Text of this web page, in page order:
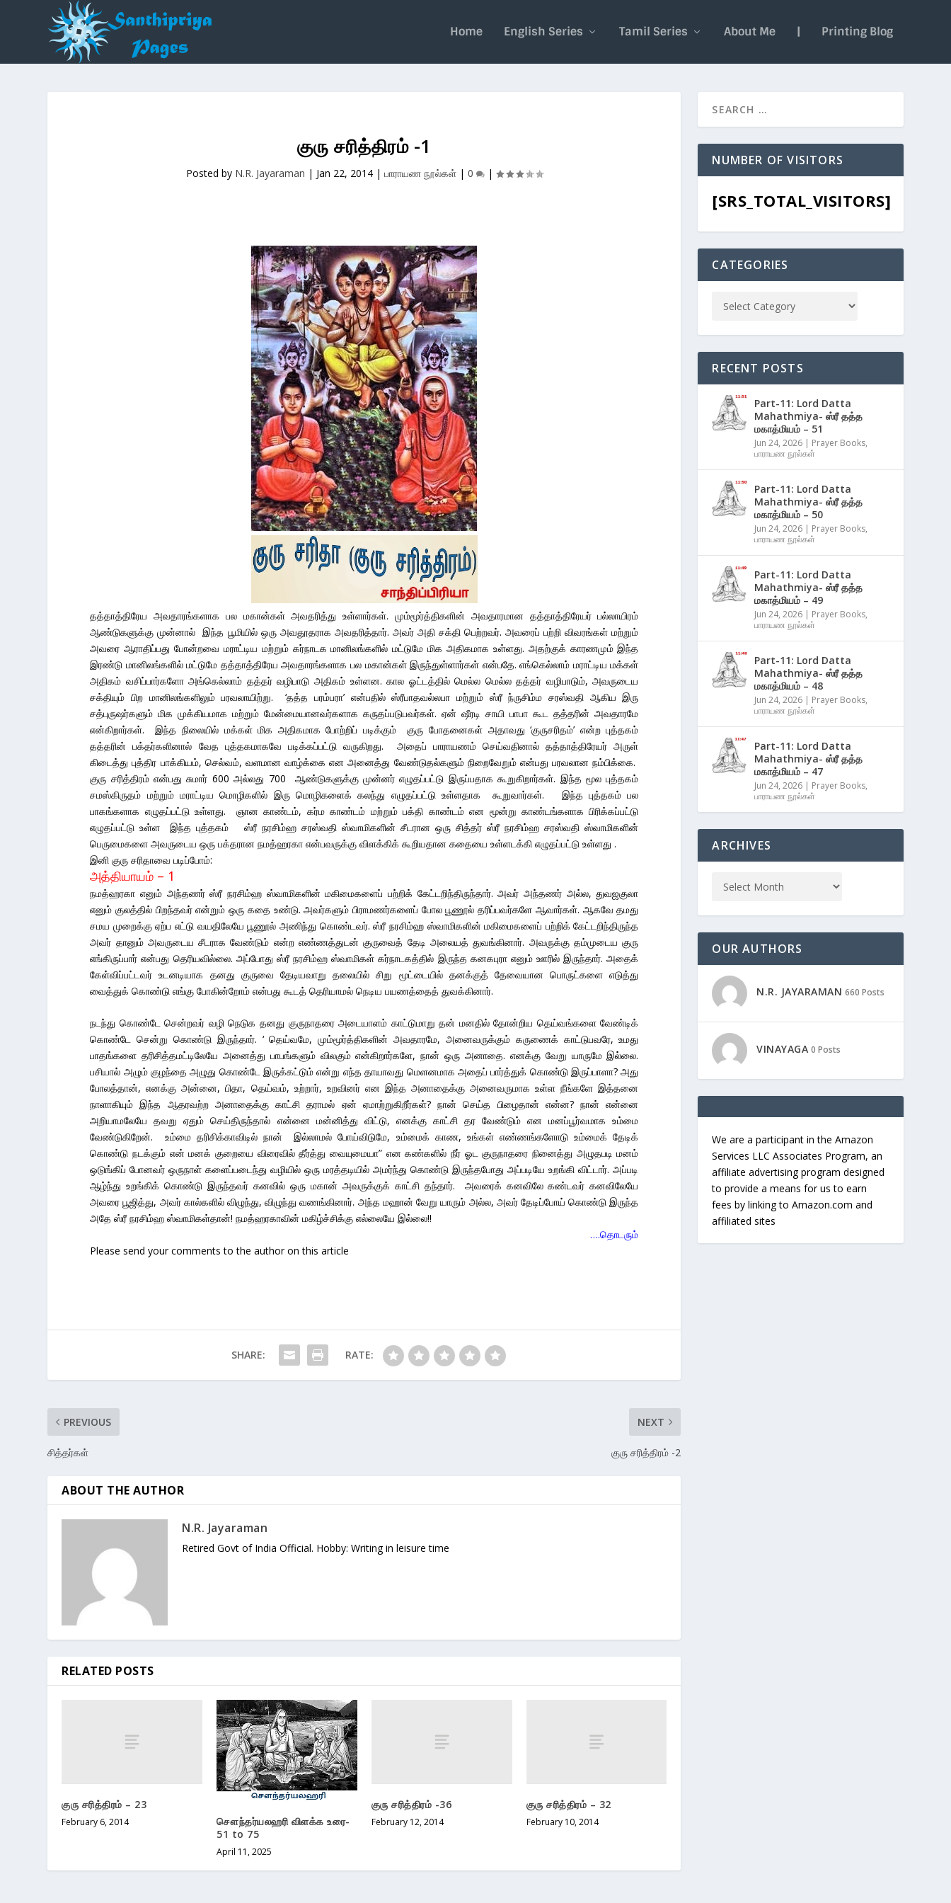
Home English Series Tamil Series About Me | Printing Blog
குரு சரித்திரம் -1
Posted by N.R. Jayaraman | Jan 22, 2014| பாராயண நூல்கள்| 0 |
தத்தாத்திரேய அவதாரங்களாக பல மகான்கள் அவதரித்து உள்ளார்கள். மும்மூர்த்திகளின் அவதாரமான தத்தாத்திரேயர் பல்லாயிரம்
ஆண்டுகளுக்கு முன்னால் இந்த பூமியில் ஒரு அவதூதராக அவதரித்தார். அவர் அதி சக்தி பெற்றவர். அவரைப் பற்றி விவரங்கள் மற்றும்
அவரை ஆராதிப்பது போன்றவை மராட்டிய மற்றும் கர்நாடக மானிலங்களில் மட்டுமே மிக அதிகமாக உள்ளது. அதற்குக் காரணமும் இந்த
இரண்டு மானிலங்களில் மட்டுமே தத்தாத்திரேய அவதாரங்களாக பல மகான்கள் இருந்துள்ளார்கள் என்பதே. எங்கெல்லாம் மராட்டிய மக்கள்
அதிகம் வசிப்பார்களோ அங்கெல்லாம் தத்தர் வழிபாடு அதிகம் உள்ளன. கால ஓட்டத்தில் மெல்ல மெல்ல தத்தர் வழிபாடும், அவருடைய
சக்தியும் பிற மானிலங்களிலும் பரவலாயிற்று. ‘தத்த பரம்பரா’ என்பதில் ஸ்ரீபாதவல்லபா மற்றும் ஸ்ரீ ந்ருசிம்ம சரஸ்வதி ஆகிய இரு
சத்புருஷர்களும் மிக முக்கியமாக மற்றும் மேன்மையானவர்களாக கருதப்படுபவர்கள். ஏன் ஷீரடி சாயி பாபா கூட தத்தரின் அவதாரமே
என்கிறார்கள். இந்த நிலையில் மக்கள் மிக அதிகமாக போற்றிப் படிக்கும் குரு போதனைகள் அதாவது ‘குருசரிதம்’ என்ற புத்தகம்
தத்தரின் பக்தர்களினால் வேத புத்தகமாகவே படிக்கப்பட்டு வருகிறது. அதைப் பாராயணம் செய்வதினால் தத்தாத்திரேயர் அருள்
கிடைத்து புத்திர பாக்கியம், செல்வம், வளமான வாழ்க்கை என அனைத்து வேண்டுதல்களும் நிறைவேறும் என்பது பரவலான நம்பிக்கை.
குரு சரித்திரம் என்பது சுமார் 600 அல்லது 700 ஆண்டுகளுக்கு முன்னர் எழுதப்பட்டு இருப்பதாக கூறுகிறார்கள். இந்த மூல புத்தகம்
சமஸ்கிருதம் மற்றும் மராட்டிய மொழிகளில் இரு மொழிகளைக் கலந்து எழுதப்பட்டு உள்ளதாக கூறுவார்கள். இந்த புத்தகம் பல
பாகங்களாக எழுதப்பட்டு உள்ளது. ஞான காண்டம், கர்ம காண்டம் மற்றும் பக்தி காண்டம் என மூன்று காண்டங்களாக பிரிக்கப்பட்டு
எழுதப்பட்டு உள்ள இந்த புத்தகம் ஸ்ரீ நரசிம்ஹ சரஸ்வதி ஸ்வாமிகளின் சீடரான ஒரு சித்தர் ஸ்ரீ நரசிம்ஹ சரஸ்வதி ஸ்வாமிகளின்
பெருமைகளை அவருடைய ஒரு பக்தரான நமத்ஹரகா என்பவருக்கு விளக்கிக் கூறியதான கதையை உள்ளடக்கி எழுதப்பட்டு உள்ளது .
இனி குரு சரிதாவை படிப்போம்:
அத்தியாயம் – 1
நமத்ஹரகா எனும் அந்தணர் ஸ்ரீ நரசிம்ஹ ஸ்வாமிகளின் மகிமைகளைப் பற்றிக் கேட்டறிந்திருந்தார். அவர் அந்தணர் அல்ல, துவஜகுலா
எனும் குலத்தில் பிறந்தவர் என்றும் ஒரு கதை உண்டு. அவர்களும் பிராமணர்களைப் போல பூணூல் தரிப்பவர்களே ஆவார்கள். ஆகவே தமது
சமய முறைக்கு ஏற்ப எட்டு வயதிலேயே பூணூல் அணிந்து கொண்டவர். ஸ்ரீ நரசிம்ஹ ஸ்வாமிகளின் மகிமைகளைப் பற்றிக் கேட்டறிந்திருந்த
அவர் தானும் அவருடைய சீடராக வேண்டும் என்ற எண்ணத்துடன் குருவைத் தேடி அலையத் துவங்கினார். அவருக்கு தம்முடைய குரு
எங்கிருப்பார் என்பது தெரியவில்லை. அப்போது ஸ்ரீ நரசிம்ஹ ஸ்வாமிகள் கர்நாடகத்தில் இருந்த கனகபுரா எனும் ஊரில் இருந்தார். அதைக்
கேள்விப்பட்டவர் உடனடியாக தனது குருவை தேடியவாறு தலையில் சிறு மூட்டையில் தனக்குத் தேவையான பொருட்களை எடுத்து
வைத்துக் கொண்டு எங்கு போகின்றோம் என்பது கூடத் தெரியாமல் நெடிய பயணத்தைத் துவக்கினார்.
நடந்து கொண்டே சென்றவர் வழி நெடுக தனது குருநாதரை அடையாளம் காட்டுமாறு தன் மனதில் தோன்றிய தெய்வங்களை வேண்டிக்
கொண்டே சென்று கொண்டு இருந்தார். ‘ தெய்வமே, மும்மூர்த்திகளின் அவதாரமே, அனைவருக்கும் கருணைக் காட்டுபவரே, உமது
பாதங்களை தரிசித்தமட்டிலேயே அனைத்து பாபங்களும் விலகும் என்கிறார்களே, நான் ஒரு அனாதை. எனக்கு வேறு யாருமே இல்லை.
பசியால் அழும் குழந்தை அழுது கொண்டே இருக்கட்டும் என்று எந்த தாயாவது மெளனமாக அதைப் பார்த்துக் கொண்டு இருப்பாளா? அது
போலத்தான், எனக்கு அன்னை, பிதா, தெய்வம், உற்றார், உறவினர் என இந்த அனாதைக்கு அனைவருமாக உள்ள நீங்களே இத்தனை
நாளாகியும் இந்த ஆதரவற்ற அனாதைக்கு காட்சி தராமல் ஏன் ஏமாற்றுகிறீர்கள்? நான் செய்த பிழைதான் என்ன? நான் என்னை
அறியாமலேயே தவறு ஏதும் செய்திருந்தால் என்னை மன்னித்து விட்டு, எனக்கு காட்சி தர வேண்டும் என மனப்பூர்வமாக உம்மை
வேண்டுகிறேன். உம்மை தரிசிக்காவிடில் நான் இல்லாமல் போய்விடுமே, உம்மைக் காண, உங்கள் எண்ணங்களோடு உம்மைக் தேடிக்
கொண்டு நடக்கும் என் மனக் குறையை விரைவில் தீர்த்து வையுமையா” என கண்களில் நீர் ஓட குருநாதரை நினைத்து அழுதபடி மனம்
ஒடுங்கிப் போனவர் ஒருநாள் களைப்படைந்து வழியில் ஒரு மரத்தடியில் அமர்ந்து கொண்டு இருந்தபோது அப்படியே உறங்கி விட்டார். அப்படி
ஆழ்ந்து உறங்கிக் கொண்டு இருந்தவர் கனவில் ஒரு மகான் அவருக்குக் காட்சி தந்தார். அவரைக் கனவிலே கண்டவர் கனவிலேயே
அவரை பூஜித்து, அவர் கால்களில் விழுந்து, விழுந்து வணங்கினார். அந்த மஹான் வேறு யாரும் அல்ல, அவர் தேடிப்போய் கொண்டு இருந்த
அதே ஸ்ரீ நரசிம்ஹ ஸ்வாமிகள்தான்! நமத்ஹரகாவின் மகிழ்ச்சிக்கு எல்லையே இல்லை!!
….தொடரும்
Please send your comments to the author on this article
SHARE: RATE:
PREVIOUS
சித்தர்கள்
NEXT
குரு சரித்திரம் -2
ABOUT THE AUTHOR
N.R. Jayaraman
Retired Govt of India Official. Hobby: Writing in leisure time
RELATED POSTS
குரு சரித்திரம் – 23
February 6, 2014
சௌந்தர்யலஹரி விளக்க உரை-
51 to 75
April 11, 2025
குரு சரித்திரம் -36
February 12, 2014
குரு சரித்திரம் – 32
February 10, 2014
NUMBER OF VISITORS
[SRS_TOTAL_VISITORS]
CATEGORIES
RECENT POSTS
Part-11: Lord Datta
Mahathmiya- ஸ்ரீ தத்த
மகாத்மியம் – 51
Jun 24, 2026 | Prayer Books,
பாராயண நூல்கள்
Part-11: Lord Datta
Mahathmiya- ஸ்ரீ தத்த
மகாத்மியம் – 50
Jun 24, 2026 | Prayer Books,
பாராயண நூல்கள்
Part-11: Lord Datta
Mahathmiya- ஸ்ரீ தத்த
மகாத்மியம் – 49
Jun 24, 2026 | Prayer Books,
பாராயண நூல்கள்
Part-11: Lord Datta
Mahathmiya- ஸ்ரீ தத்த
மகாத்மியம் – 48
Jun 24, 2026 | Prayer Books,
பாராயண நூல்கள்
Part-11: Lord Datta
Mahathmiya- ஸ்ரீ தத்த
மகாத்மியம் – 47
Jun 24, 2026 | Prayer Books,
பாராயண நூல்கள்
ARCHIVES
OUR AUTHORS
N.R. JAYARAMAN 660 Posts
VINAYAGA 0 Posts
We are a participant in the Amazon
Services LLC Associates Program, an
affiliate advertising program designed
to provide a means for us to earn
fees by linking to Amazon.com and
affiliated sites